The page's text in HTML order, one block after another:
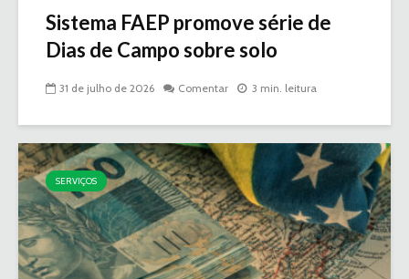
Sistema FAEP promove série de
Dias de Campo sobre solo
31 de julho de 2026 Comentar 3 min. leitura
SERVIÇOS